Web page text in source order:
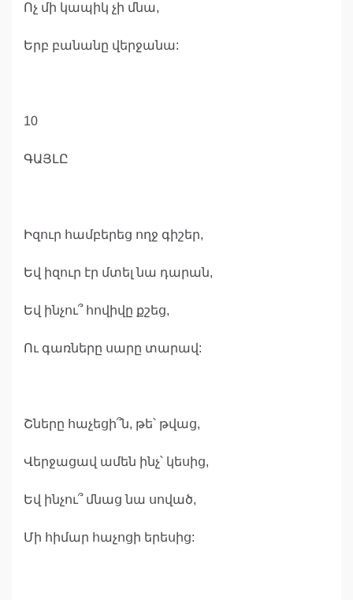
Ոչ մի կապիկ չի մնա,
Երբ բանանը վերջանա:
10
ԳԱՅԼԸ
Իզուր համբերեց ողջ գիշեր,
Եվ իզուր էր մտել նա դարան,
Եվ ինչու՞ հովիվը քշեց,
Ու գառները սարը տարավ:
Շները հաչեցի՞ն, թե՝ թվաց,
Վերջացավ ամեն ինչ՝ կեսից,
Եվ ինչու՞ մնաց նա սոված,
Մի հիմար հաչոցի երեսից: